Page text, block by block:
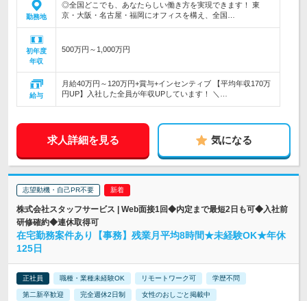
勤務地
◎全国どこでも、あなたらしい働き方を実現できます！ 東
京・大阪・名古屋・福岡にオフィスを構え、全国…
初年度
年収
500万円～1,000万円
給与
月給40万円～120万円+賞与+インセンティブ 【平均年収170万
円UP】入社した全員が年収UPしています！ ＼…
求人詳細を見る 気になる
志望動機・自己PR不要
株式会社スタッフサービス | Web面接1回◆内定まで最短2日も可◆入社前
研修確約◆連休取得可
在宅勤務案件あり【事務】残業月平均8時間★未経験OK★年休
125日
正社員 職種・業種未経験OK リモートワーク可 学歴不問
第二新卒歓迎 完全週休2日制 女性のおしごと掲載中